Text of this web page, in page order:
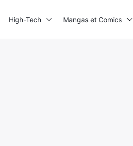
High-Tech Mangas et Comics